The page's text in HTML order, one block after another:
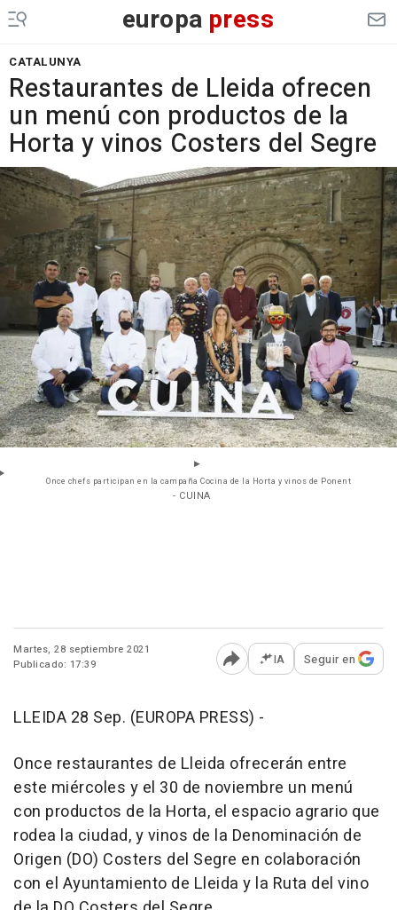
europa press
CATALUNYA
Restaurantes de Lleida ofrecen
un menú con productos de la
Horta y vinos Costers del Segre
Once chefs participan en la campaña Cocina de la Horta y vinos de Ponent
- CUINA
Martes, 28 septiembre 2021
Publicado: 17:39
Abrir opciones para
IA Seguir en
LLEIDA 28 Sep. (EUROPA PRESS) -
Once restaurantes de Lleida ofrecerán entre
este miércoles y el 30 de noviembre un menú
con productos de la Horta, el espacio agrario que
rodea la ciudad, y vinos de la Denominación de
Origen (DO) Costers del Segre en colaboración
con el Ayuntamiento de Lleida y la Ruta del vino